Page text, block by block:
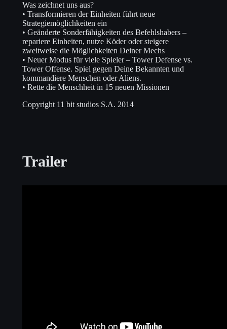
Was zeichnet uns aus?
• Transformieren der Einheiten führt neue
Strategiemöglichkeiten ein
• Geänderte Sonderfähigkeiten des Befehlshabers –
repariere Einheiten, nutze Köder oder steigere
zweitweise die Möglichkeiten Deiner Mechs
• Neuer Modus für viele Spieler – Tower Defense vs.
Tower Offense. Spiel gegen Deine Bekannten und
kommandiere Menschen oder Aliens.
• Rette die Menschheit in 15 neuen Missionen
Copyright 11 bit studios S.A. 2014
Trailer